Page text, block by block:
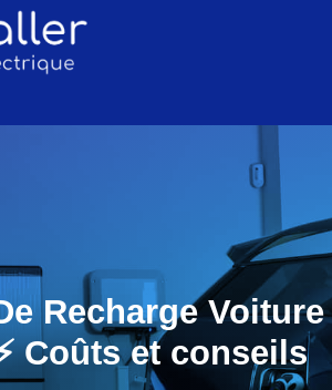
Recharge Voiture
Coûts et conseils